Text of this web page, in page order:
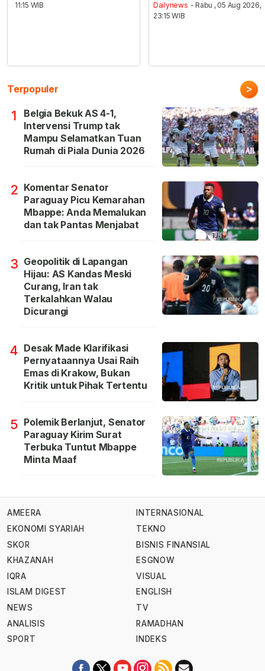
11:15 WIB
Dailynews - Rabu , 05 Aug 2026,
23:15 WIB
Terpopuler >
1
Belgia Bekuk AS 4-1,
Intervensi Trump tak
Mampu Selamatkan Tuan
Rumah di Piala Dunia 2026
2 Komentar Senator
Paraguay Picu Kemarahan
Mbappe: Anda Memalukan
dan tak Pantas Menjabat
3 Geopolitik di Lapangan
Hijau: AS Kandas Meski
Curang, Iran tak
Terkalahkan Walau
Dicurangi
4 Desak Made Klarifikasi
Pernyataannya Usai Raih
Emas di Krakow, Bukan
Kritik untuk Pihak Tertentu
5 Polemik Berlanjut, Senator
Paraguay Kirim Surat
Terbuka Tuntut Mbappe
Minta Maaf
AMEERA
EKONOMI SYARIAH
SKOR
KHAZANAH
IQRA
ISLAM DIGEST
NEWS
ANALISIS
SPORT
INTERNASIONAL
TEKNO
BISNIS FINANSIAL
ESGNOW
VISUAL
ENGLISH
TV
RAMADHAN
INDEKS